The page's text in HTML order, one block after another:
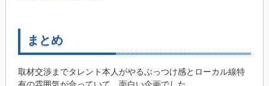
まとめ
取材交渉までタレント本人がやるぶっつけ感とローカル線特